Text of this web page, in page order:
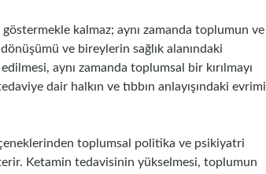
kalmaz; aynı zamanda toplumun ve
ve bireylerin sağlık alanındaki
aynı zamanda toplumsal bir kırılmayı
dair halkın ve tıbbın anlayışındaki evrimi
toplumsal politika ve psikiyatri
Ketamin tedavisinin yükselmesi, toplumun